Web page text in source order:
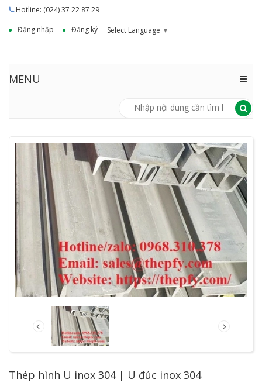
Hotline: (024) 37 22 87 29
Đăng nhập
Đăng ký Select Language ▼
MENU
Thép hình U inox 304 | U đúc inox 304